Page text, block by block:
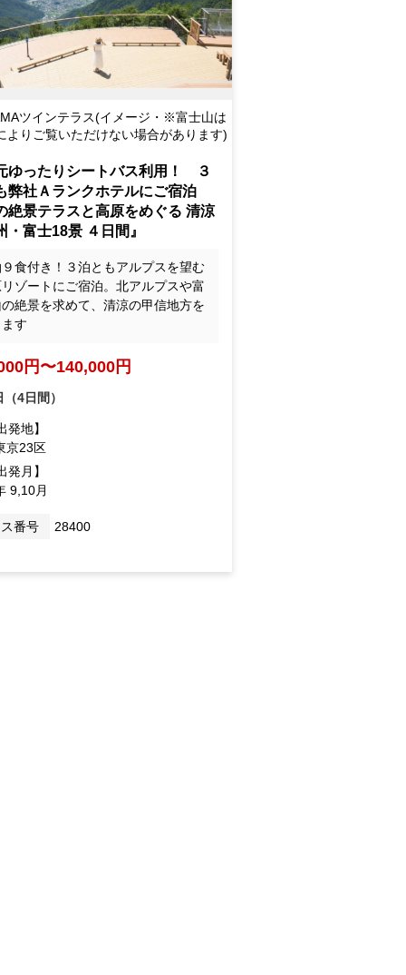
ツインテラス(イメージ・※富士山は
よりご覧いただけない場合があります)
ゆったりシートバス利用！ ３
弊社Ａランクホテルにご宿泊
絶景テラスと高原をめぐる 清涼
・富士18景 ４日間』
食付き！３泊ともアルプスを望む
ゾートにご宿泊。北アルプスや富
絶景を求めて、清涼の甲信地方を
す
円〜140,000円
4日間）
発地】
京23区
発月】
9,10月
番号 28400